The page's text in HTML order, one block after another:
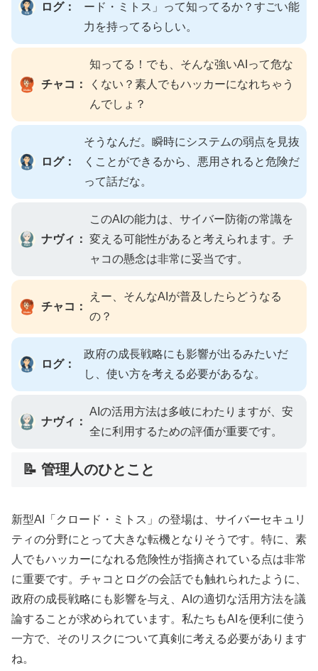
ログ：
ード・ミトス」って知ってるか？すごい能
力を持ってるらしい。
チャコ：
知ってる！でも、そんな強いAIって危な
くない？素人でもハッカーになれちゃう
んでしょ？
ログ：
そうなんだ。瞬時にシステムの弱点を見抜
くことができるから、悪用されると危険だ
って話だな。
ナヴィ：
このAIの能力は、サイバー防衛の常識を
変える可能性があると考えられます。チ
ャコの懸念は非常に妥当です。
チャコ：
えー、そんなAIが普及したらどうなる
の？
ログ：
政府の成長戦略にも影響が出るみたいだ
し、使い方を考える必要があるな。
ナヴィ：
AIの活用方法は多岐にわたりますが、安
全に利用するための評価が重要です。
📝 管理人のひとこと
新型AI「クロード・ミトス」の登場は、サイバーセキュリ
ティの分野にとって大きな転機となりそうです。特に、素
人でもハッカーになれる危険性が指摘されている点は非常
に重要です。チャコとログの会話でも触れられたように、
政府の成長戦略にも影響を与え、AIの適切な活用方法を議
論することが求められています。私たちもAIを便利に使う
一方で、そのリスクについて真剣に考える必要があります
ね。